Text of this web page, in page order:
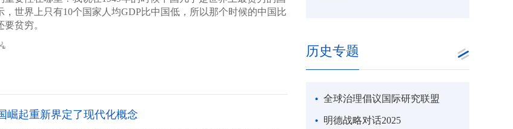
，世界上只有10个国家人均GDP比中国低，所以那个时候的中国比
贫穷。
崛起重新界定了现代化概念
历史专题
全球治理倡议国际研究联盟
明德战略对话2025